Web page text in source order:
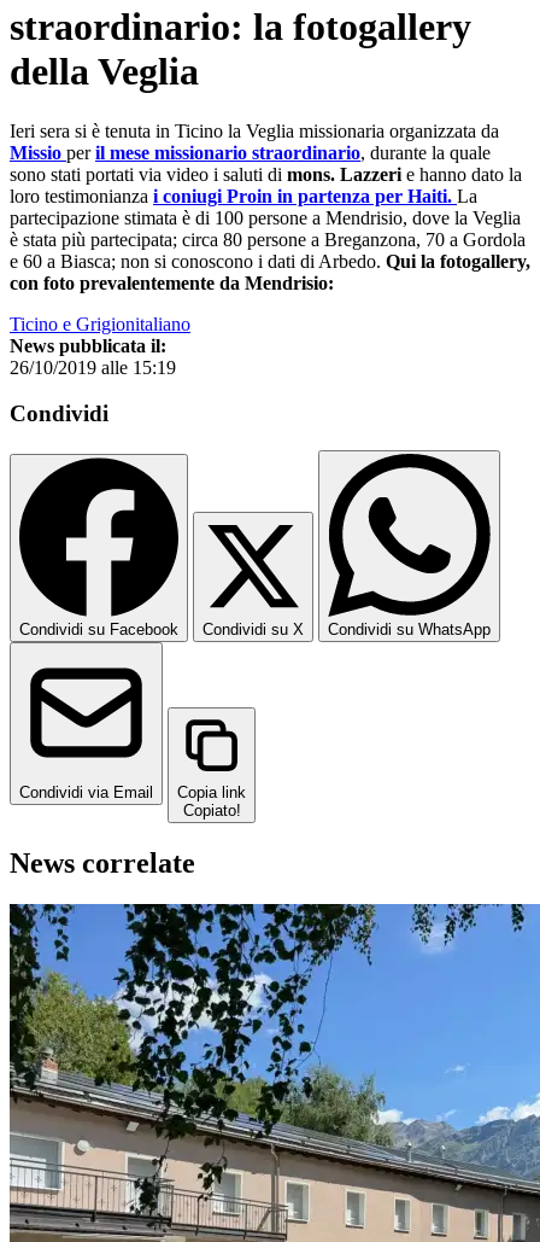
straordinario: la fotogallery
della Veglia
Ieri sera si è tenuta in Ticino la Veglia missionaria organizzata da
Missio peril mese missionario straordinario, durante la quale
sono stati portati via video i saluti di mons. Lazzeri e hanno dato la
loro testimonianza i coniugi Proin in partenza per Haiti. La
partecipazione stimata è di 100 persone a Mendrisio, dove la Veglia
è stata più partecipata; circa 80 persone a Breganzona, 70 a Gordola
e 60 a Biasca; non si conoscono i dati di Arbedo. Qui la fotogallery,
con foto prevalentemente da Mendrisio:
Ticino e Grigionitaliano
News pubblicata il:
26/10/2019 alle 15:19
Condividi
Condividi su Facebook Condividi su X Condividi su WhatsApp
Condividi via Email
Copia link
Copiato!
News correlate